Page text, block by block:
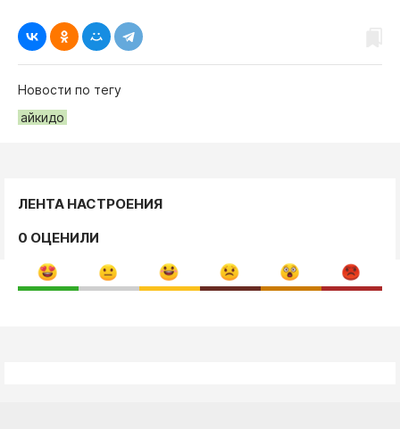
Новости по тегу
айкидо
ЛЕНТА НАСТРОЕНИЯ
0 ОЦЕНИЛИ